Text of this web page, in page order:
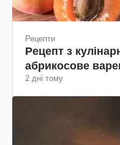
Рецепти
Рецепт з
абрикосове
2 дні тому